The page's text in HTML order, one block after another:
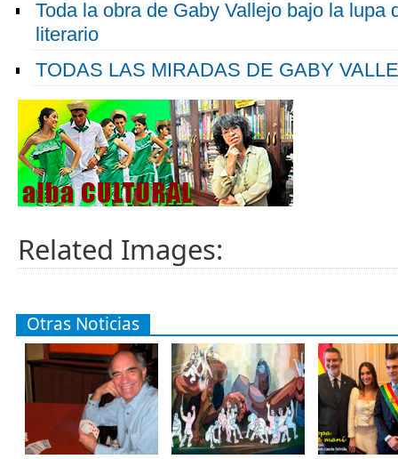
Toda la obra de Gaby Vallejo bajo la lupa
literario
TODAS LAS MIRADAS DE GABY
Related Images:
Otras Noticias